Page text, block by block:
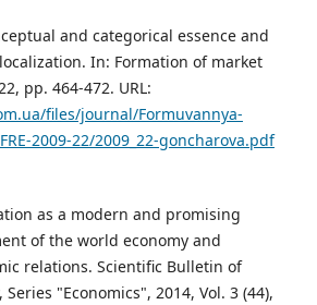
and categorical essence and
In: Formation of market
pp. 464-472. URL:
files/journal/Formuvannya-
2009-22/2009_22-goncharova.pdf
as a modern and promising
of the world economy and
relations. Scientific Bulletin of
"Economics", 2014, Vol. 3 (44),